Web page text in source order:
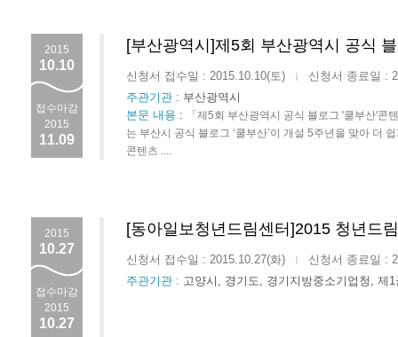
2015
10.10
접수마감
2015
11.09
[부산광역시]제5회 부산광역시 공식
신청서 접수일 : 2015.10.10(토) |
신청서 종료일 :
주관기관 : 부산광역시
본문 내용 :
「제5회 부산광역시 공식 블로그 '쿨부산'
는 부산시 공식 블로그 ‘쿨부산’이 개설 5주년을 맞아 더
콘텐츠 ....
2015
10.27
접수마감
2015
10.27
[동아일보청년드림센터]2015 청년드
신청서 접수일 : 2015.10.27(화) |
신청서 종료일 :
주관기관 : 고양시, 경기도, 경기지방중소기업청, 제